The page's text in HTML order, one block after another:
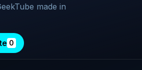
made in
0